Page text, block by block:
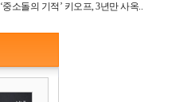
‘중소돌의 기적’ 키오프, 3년만 사옥..